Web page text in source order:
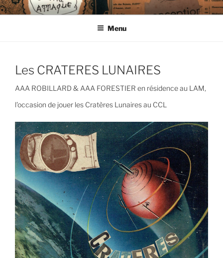
Aller
au
CIE LES ENDIMANCHÉS
Menu
Les CRATERES LUNAIRES
AAA ROBILLARD & AAA FORESTIER en résidence au LAM,
l'occasion de jouer les Cratères Lunaires au CCL